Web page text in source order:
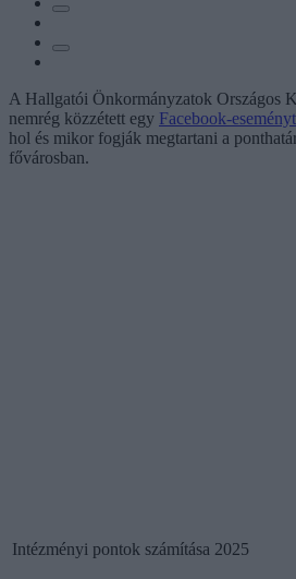
A Hallgatói Önkormányzatok Országos
nemrég közzétett egy Facebook-eseményt
hol és mikor fogják megtartani a
fővárosban.
Intézményi pontok számítása 2025